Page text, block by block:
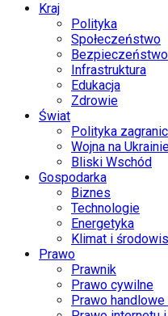
Kraj
Polityka
Społeczeństwo
Bezpieczeństwo
Infrastruktura
Edukacja
Zdrowie
Świat
Polityka
Wojna na
Bliski Wschód
Gospodarka
Biznes
Technologie
Energetyka
Klimat i
Prawo
Prawnik
Prawo cywilne
Prawo